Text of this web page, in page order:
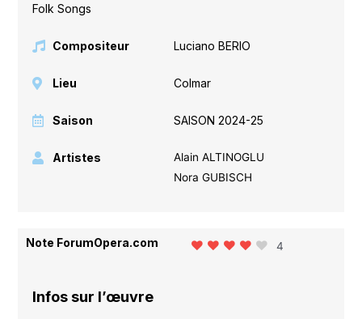
Folk Songs
Compositeur Luciano BERIO
Lieu Colmar
Saison SAISON 2024-25
Artistes
Alain ALTINOGLU
Nora GUBISCH
Note ForumOpera.com 4
Infos sur l’œuvre